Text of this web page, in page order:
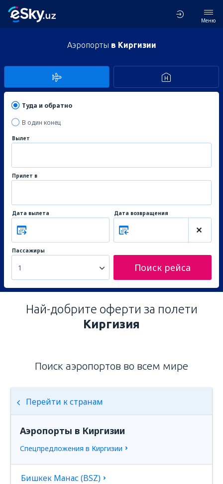
Меню
Аэропорты в Киргизии
Туда и обратно
В один конец
Вылет
Прилет в
Дата вылета Дата возвращения
Пассажиры
1 Поиск рейса
Най-добрите оферти за полети
Киргизия
Поиск аэропортов во всем мире
Перейти к странам
Аэропорты в Киргизии
Спецпредложения в Киргизии
Бишкек Манас (BSZ)